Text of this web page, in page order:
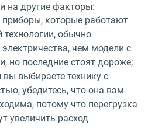
на другие факторы:
приборы, которые работают
технологии, обычно
чем модели с
но последние стоят дороже;
вы выбираете технику с
убедитесь, что она вам
потому что перегрузка
увеличить расход